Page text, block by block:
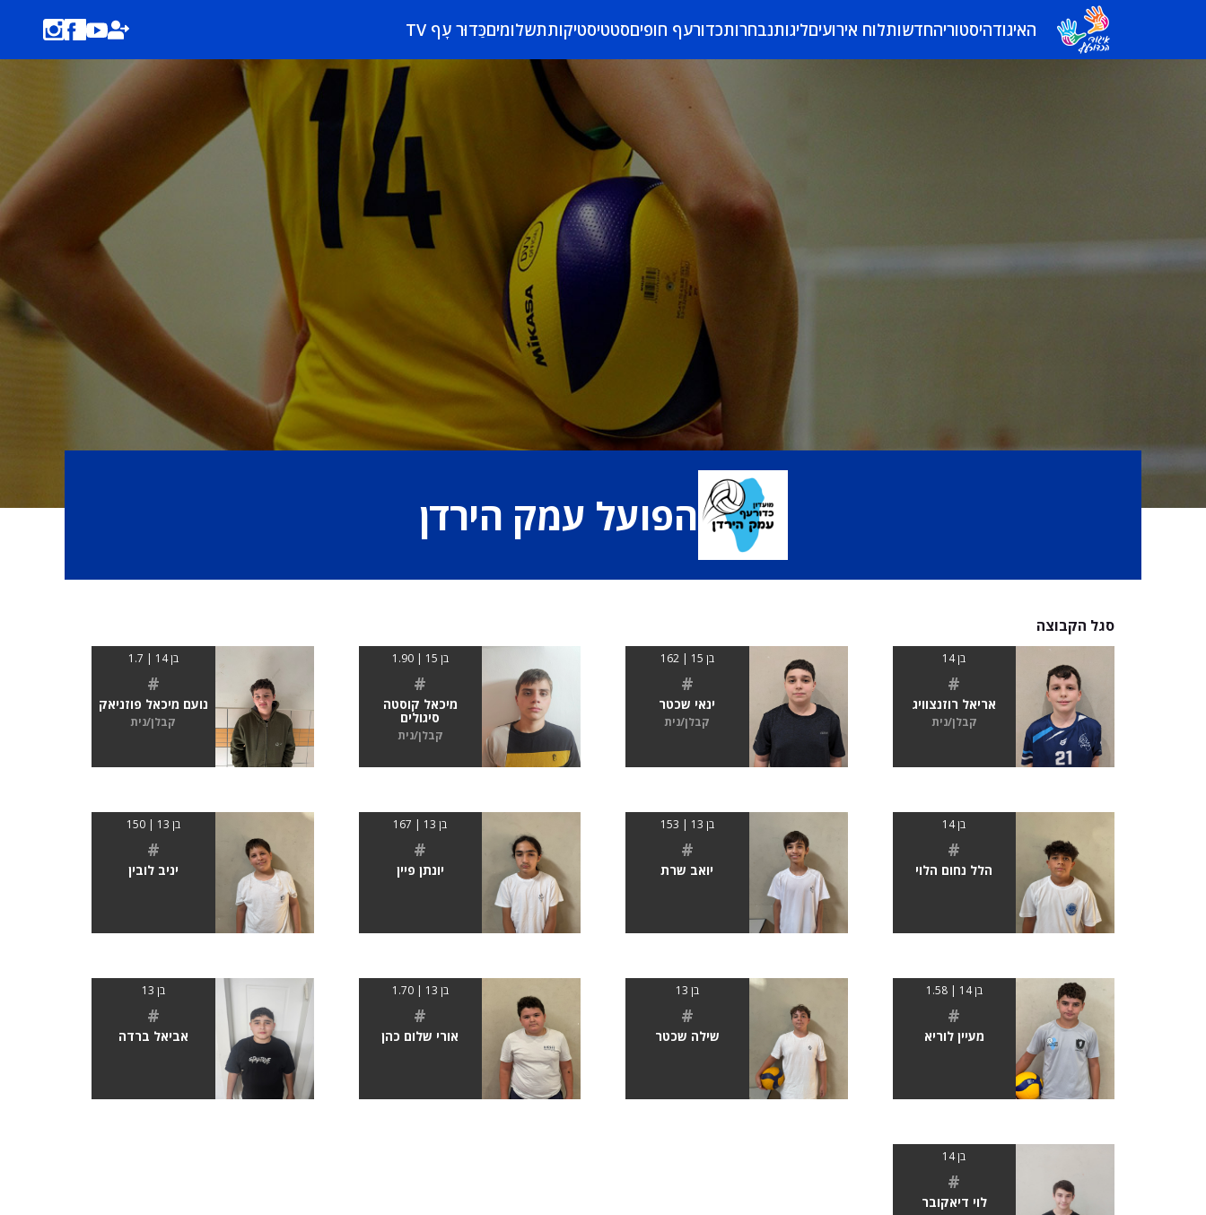
האיגודהיסטוריהחדשותלוח אירועיםליגותנבחרותכדורעף חופיםסטטיסטיקותתשלומיםכַּדוּר עָף TV
הפועל עמק הירדן
סגל הקבוצה
בן 14
#
אריאל רוזנצוויג
קבלן/נית
בן 15 | 162
#
ינאי שכטר
קבלן/נית
בן 15 | 1.90
#
מיכאל קוסטה
סיגולים
קבלן/נית
בן 14 | 1.7
#
נועם מיכאל פוזניאק
קבלן/נית
בן 14
#
הלל נחום הלוי
בן 13 | 153
#
יואב שרת
בן 13 | 167
#
יונתן פיין
בן 13 | 150
#
יניב לובין
בן 14 | 1.58
#
מעיין לוריא
בן 13
#
שילה שכטר
בן 13 | 1.70
#
אורי שלום כהן
בן 13
#
אביאל ברדה
בן 14
#
לוי דיאקובר